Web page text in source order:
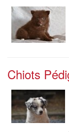
Chiots